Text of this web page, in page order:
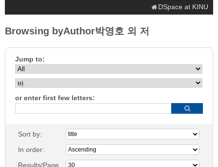
DSpace at KINU
Browsing byAuthor박영호 외 저
Jump to:
or enter first few letters:
Sort by:
In order:
Results/Page